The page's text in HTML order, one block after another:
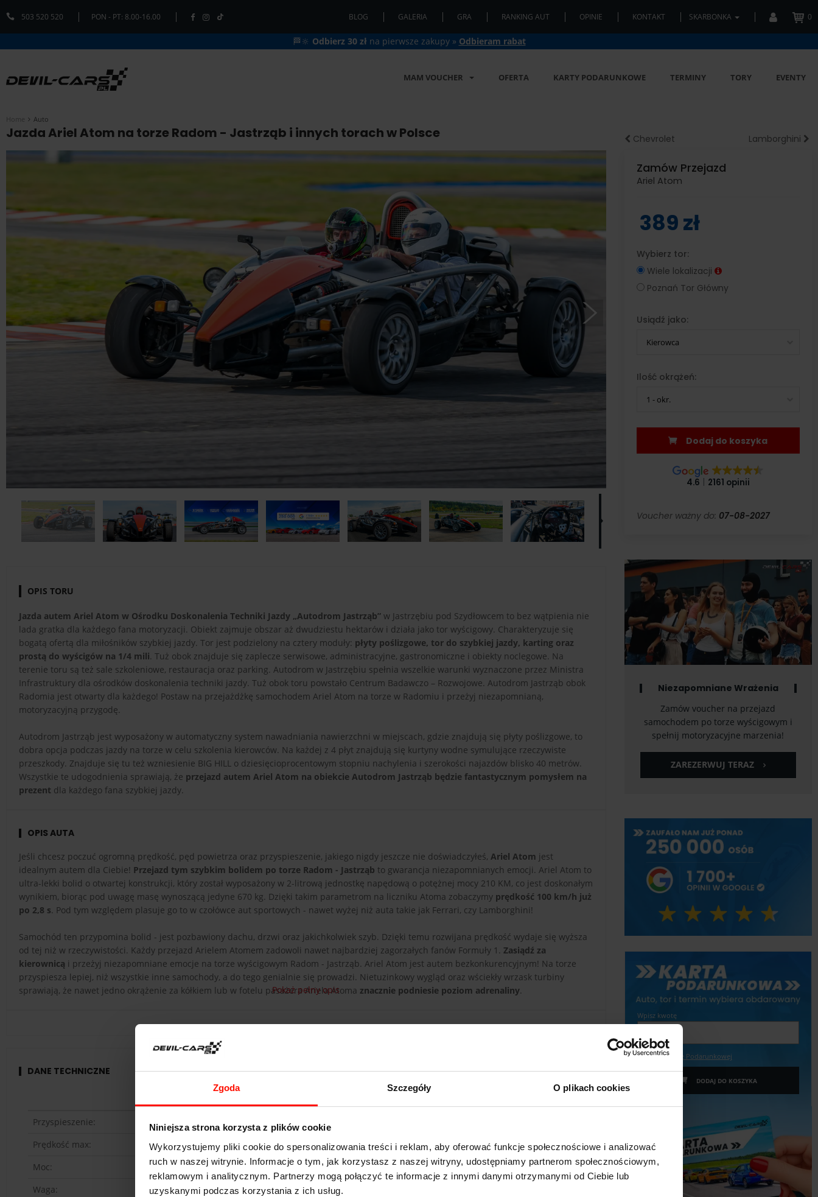
Zgoda Szczegóły O plikach cookies
Niniejsza strona korzysta z plików cookie
Wykorzystujemy pliki cookie do spersonalizowania treści i reklam, aby oferować funkcje społecznościowe i analizować
ruch w naszej witrynie. Informacje o tym, jak korzystasz z naszej witryny, udostępniamy partnerom społecznościowym,
reklamowym i analitycznym. Partnerzy mogą połączyć te informacje z innymi danymi otrzymanymi od Ciebie lub
uzyskanymi podczas korzystania z ich usług.
503 520 520 PON - PT: 8.00-16.00 BLOG GALERIA GRA RANKING AUT OPINIE KONTAKT SKARBONKA 0
🏁🔆 Odbierz 30 zł na pierwsze zakupy » Odbieram rabat
MAM VOUCHER OFERTA KARTY PODARUNKOWE TERMINY TORY EVENTY
Home Auto
Jazda Ariel Atom na torze Radom - Jastrząb i innych torach w Polsce
OPIS TORU
Jazda autem Ariel Atom w Ośrodku Doskonalenia Techniki Jazdy „Autodrom Jastrząb” w Jastrzębiu pod Szydłowcem to bez wątpienia nie
lada gratka dla każdego fana motoryzacji. Obiekt zajmuje obszar aż dwudziestu hektarów i działa jako tor wyścigowy. Charakteryzuje się
bogatą ofertą dla miłośników szybkiej jazdy. Tor jest podzielony na cztery moduły: płyty poślizgowe, tor do szybkiej jazdy, karting oraz
prostą do wyścigów na 1/4 mili. Tuż obok znajduje się zaplecze serwisowe, administracyjne, gastronomiczne i obiekty noclegowe. Na
terenie toru są też sale szkoleniowe, restauracja oraz parking. Autodrom w Jastrzębiu spełnia wszelkie warunki wyznaczone przez Ministra
Infrastruktury dla ośrodków doskonalenia techniki jazdy. Tuż obok toru powstało Centrum Badawczo – Rozwojowe. Autodrom Jastrząb obok
Radomia jest otwarty dla każdego! Postaw na przejażdżkę samochodem Ariel Atom na torze w Radomiu i przeżyj niezapomnianą,
motoryzacyjną przygodę.
Autodrom Jastrząb jest wyposażony w automatyczny system nawadniania nawierzchni w miejscach, gdzie znajdują się płyty poślizgowe, to
dobra opcja podczas jazdy na torze w celu szkolenia kierowców. Na każdej z 4 płyt znajdują się kurtyny wodne symulujące rzeczywiste
przeszkody. Znajduje się tu też wzniesienie BIG HILL o dziesięcioprocentowym stopniu nachylenia i szerokości najazdów blisko 40 metrów.
Wszystkie te udogodnienia sprawiają, że przejazd autem Ariel Atom na obiekcie Autodrom Jastrząb będzie fantastycznym pomysłem na
prezent dla każdego fana szybkiej jazdy.
OPIS AUTA
Jeśli chcesz poczuć ogromną prędkość, pęd powietrza oraz przyspieszenie, jakiego nigdy jeszcze nie doświadczyłeś, Ariel Atom jest
idealnym autem dla Ciebie! Przejazd tym szybkim bolidem po torze Radom - Jastrząb to gwarancja niezapomnianych emocji. Ariel Atom to
ultra-lekki bolid o otwartej konstrukcji, który został wyposażony w 2-litrową jednostkę napędową o potężnej mocy 210 KM, co jest doskonałym
wynikiem, biorąc pod uwagę masę wynoszącą jedyne 670 kg. Dzięki takim parametrom na liczniku Atoma zobaczymy prędkość 100 km/h już
po 2,8 s. Pod tym względem plasuje go to w czołówce aut sportowych - nawet wyżej niż auta takie jak Ferrari, czy Lamborghini!
Samochód ten przypomina bolid - jest pozbawiony dachu, drzwi oraz jakichkolwiek szyb. Dzięki temu rozwijana prędkość wydaje się wyższa
od tej niż w rzeczywistości. Każdy przejazd Arielem Atomem zadowoli nawet najbardziej zagorzałych fanów Formuły 1. Zasiądź za
kierownicą i przeżyj niezapomniane emocje na torze wyścigowym Radom - Jastrząb. Ariel Atom jest autem bezkonkurencyjnym! Na torze
przyspiesza lepiej, niż wszystkie inne samochody, a do tego genialnie się prowadzi. Nietuzinkowy wygląd oraz wściekły wrzask turbiny
sprawiają, że nawet jedno okrążenie za kółkiem lub w fotelu pasażera Ariela Atoma znacznie podniesie poziom adrenaliny.
Pokaż pełny opis
DANE TECHNICZNE
Przyspieszenie:
s do 100 km/h
Prędkość max:
249km/h
Moc:
321KM
Waga:
465kg
Chevrolet Lamborghini
Zamów Przejazd
Ariel Atom
389 zł
Wybierz tor:
Wiele lokalizacji
Poznań Tor Główny
Usiądź jako:
Kierowca
Ilość okrążeń:
1 - okr.
Dodaj do koszyka
4.6 2161 opinii
Voucher ważny do: 07-08-2027
Niezapomniane Wrażenia
Zamów voucher na przejazd
samochodem po torze wyścigowym i
spełnij motoryzacyjne marzenia!
ZAREZERWUJ TERAZ
Wpisz kwotę
Więcej o Karcie Podarunkowej
DODAJ DO KOSZYKA